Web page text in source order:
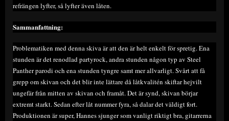
refrängen lyfter, så lyfter även låten.
Sammanfattning:
Problematiken med denna skiva är att den är helt enkelt för spretig. Ena
stunden är det renodlad partyrock, andra stunden någon typ av Steel
Panther parodi och ena stunden tyngre samt mer allvarligt. Svårt att få
grepp om skivan och det blir inte lättare då låtkvalitén skiftar hejvilt
ungefär från mitten av skivan och framåt. Det är synd, skivan börjar
extremt starkt. Sedan efter låt nummer fyra, så dalar det väldigt fort.
Produktionen är super, Hannes sjunger som vanligt riktigt bra, gitarrerna